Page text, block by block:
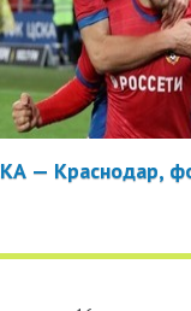
— Краснодар,